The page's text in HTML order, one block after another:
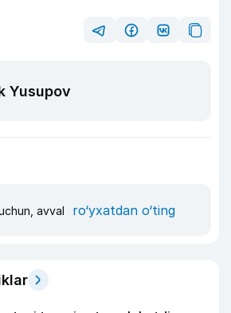
Yusupov
avval ro‘yxatdan o‘ting